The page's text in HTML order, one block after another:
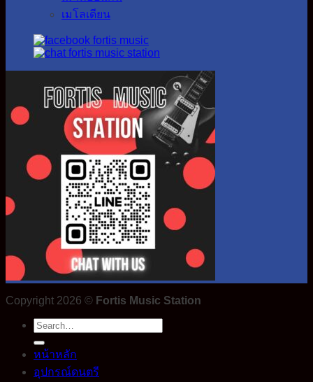
เมโลเดียน
Copyright 2026 © Fortis Music Station
Search
for:
หน้าหลัก
อุปกรณ์ดนตรี